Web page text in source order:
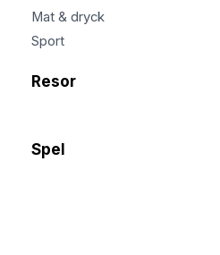
Mat & dryck
Sport
Resor
Spel